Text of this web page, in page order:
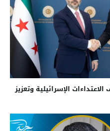
الإسرائيلية وتعزيز